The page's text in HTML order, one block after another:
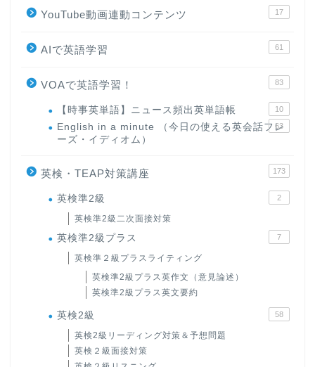
YouTube動画連動コンテンツ 17
AIで英語学習 61
VOAで英語学習！ 83
【時事英単語】ニュース頻出英単語帳 10
English in a minute （今日の使える英会話フレ
ーズ・イディオム）
63
英検・TEAP対策講座 173
英検準2級 2
英検準2級二次面接対策
英検準2級プラス 7
英検準２級プラスライティング
英検準2級プラス英作文（意見論述）
英検準2級プラス英文要約
英検2級 58
英検2級リーディング対策＆予想問題
英検２級面接対策